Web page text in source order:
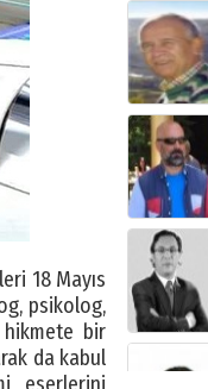
18 Mayıs
psikolog,
hikmete bir
da kabul